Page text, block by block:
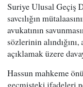
Suriye Ulusal Geçiş
savcılığın
avukatının
sözlerinin
açıklamak üzere
Hassun mahkeme
geçmişteki ifadeleri